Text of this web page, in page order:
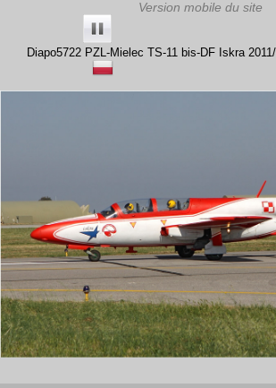
Diapo5722 PZL-Mielec TS-11 bis-DF Iskra